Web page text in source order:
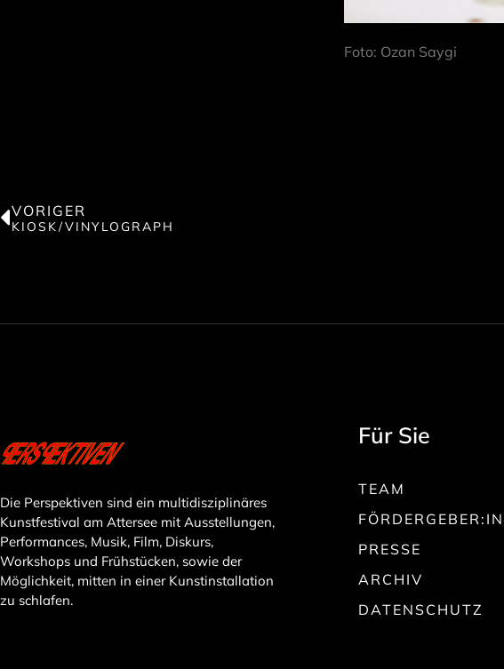
Foto: Ozan Saygi
VORIGER
KIOSK/VINYLOGRAPH
Die Perspektiven sind ein multidisziplinäres
Kunstfestival am Attersee mit Ausstellungen,
Performances, Musik, Film, Diskurs,
Workshops und Frühstücken, sowie der
Möglichkeit, mitten in einer Kunstinstallation
zu schlafen.
Für Sie
TEAM
PRESSE
ARCHIV
DATENSCHUTZ